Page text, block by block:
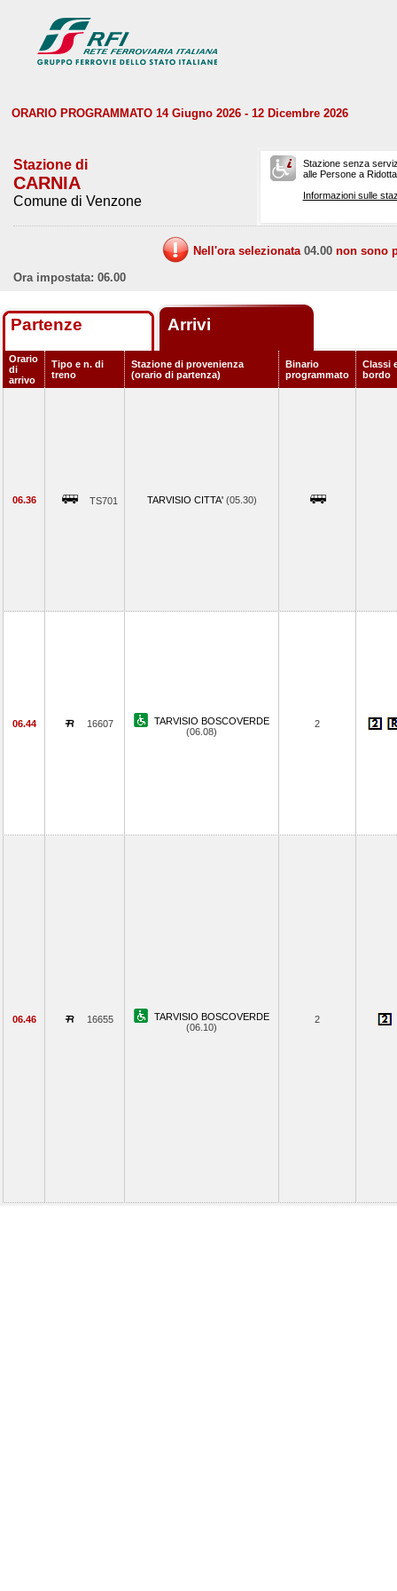
ORARIO PROGRAMMATO 14 Giugno 2026 - 12 Dicembre 2026
Stazione di
CARNIA
Comune di Venzone
Stazione senza
alle Persone a
Informazioni sulle
Nell'ora selezionata 04.00 non sono
Ora impostata: 06.00
Partenze Arrivi
Orario
di
arrivo
Tipo e n. di
treno
Stazione di provenienza
(orario di partenza)
Binario
programmato
Classi
bordo
06.36 TS701 TARVISIO CITTA' (05.30)
06.44 16607
TARVISIO BOSCOVERDE
(06.08)
2
06.46 16655
TARVISIO BOSCOVERDE
(06.10)
2